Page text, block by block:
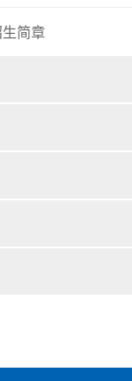
生简章